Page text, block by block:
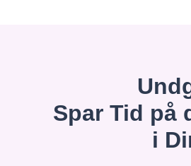
Spar Tid på
i